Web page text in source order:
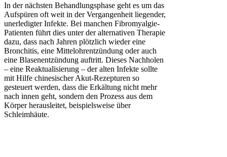
In der nächsten Behandlungsphase geht es um das
Aufspüren oft weit in der Vergangenheit liegender,
unerledigter Infekte. Bei manchen Fibromyalgie-
Patienten führt dies unter der alternativen Therapie
dazu, dass nach Jahren plötzlich wieder eine
Bronchitis, eine Mittelohrentzündung oder auch
eine Blasenentzündung auftritt. Dieses Nachholen
– eine Reaktualisierung – der alten Infekte sollte
mit Hilfe chinesischer Akut-Rezepturen so
gesteuert werden, dass die Erkältung nicht mehr
nach innen geht, sondern den Prozess aus dem
Körper herausleitet, beispielsweise über
Schleimhäute.